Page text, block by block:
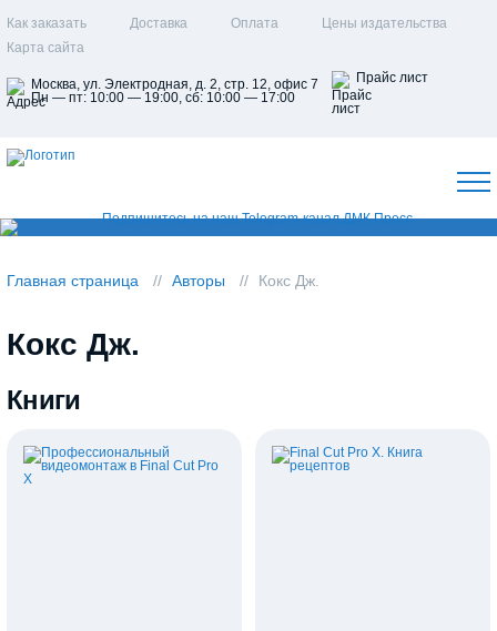
Как заказать Доставка Оплата
Цены издательства
Карта сайта
Москва, ул. Электродная, д. 2, стр. 12, офис 7
Пн — пт: 10:00 — 19:00, сб: 10:00 — 17:00
Прайс лист
Главная страница Авторы Кокс Дж.
Кокс Дж.
Книги